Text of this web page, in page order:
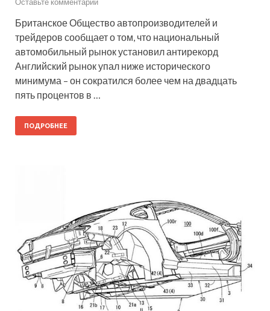
Оставьте комментарий
Британское Общество автопроизводителей и
трейдеров сообщает о том, что национальный
автомобильный рынок установил антирекорд
Английский рынок упал ниже исторического
минимума – он сократился более чем на двадцать
пять процентов в …
ПОДРОБНЕЕ